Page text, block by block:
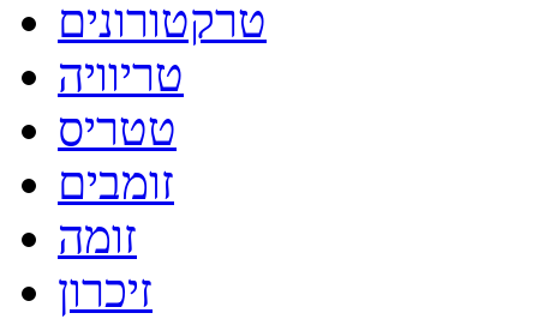
טרקטורונים
טריוויה
טטריס
זומבים
זומה
זיכרון